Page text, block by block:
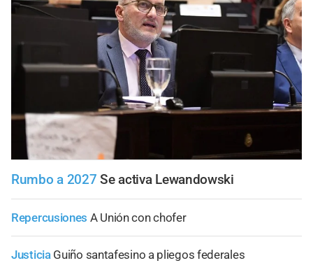
Rumbo a 2027 Se activa Lewandowski
Repercusiones A Unión con chofer
Justicia Guiño santafesino a pliegos federales